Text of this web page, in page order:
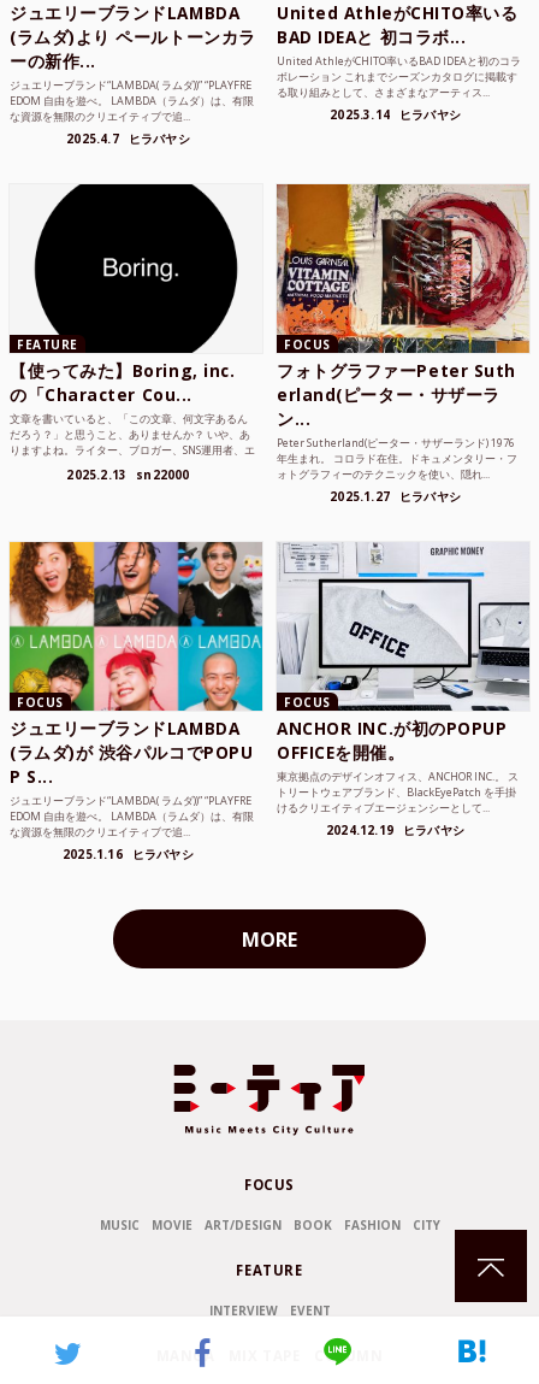
ジュエリーブランドLAMBDA
(ラムダ)より ペールトーンカラ
ーの新作...
ジュエリーブランド“LAMBDA( ラムダ))” “PLAYFRE
EDOM 自由を遊べ。 LAMBDA（ラムダ）は、有限
な資源を無限のクリエイティブで追...
2025.4.7 ヒラバヤシ
United AthleがCHITO率いる
BAD IDEAと 初コラボ...
United AthleがCHITO率いるBAD IDEAと初のコラ
ボレーション これまでシーズンカタログに掲載す
る取り組みとして、さまざまなアーティス...
2025.3.14 ヒラバヤシ
FEATURE
【使ってみた】Boring, inc.
の「Character Cou...
文章を書いていると、「この文章、何文字あるん
だろう？」と思うこと、ありませんか？ いや、あ
りますよね。ライター、ブロガー、SNS運用者、エ
2025.2.13 sn22000
FOCUS
フォトグラファーPeter Suth
erland(ピーター・サザーラ
ン...
Peter Sutherland(ピーター・サザーランド) 1976
年生まれ。 コロラド在住。ドキュメンタリー・フ
ォトグラフィーのテクニックを使い、隠れ...
2025.1.27 ヒラバヤシ
FOCUS
ジュエリーブランドLAMBDA
(ラムダ)が 渋谷パルコでPOPU
P S...
ジュエリーブランド“LAMBDA( ラムダ))” “PLAYFRE
EDOM 自由を遊べ。 LAMBDA（ラムダ）は、有限
な資源を無限のクリエイティブで追...
2025.1.16 ヒラバヤシ
FOCUS
ANCHOR INC.が初のPOPUP
OFFICEを開催。
東京拠点のデザインオフィス、ANCHOR INC.。 ス
トリートウェアブランド、BlackEyePatch を手掛
けるクリエイティブエージェンシーとして...
2024.12.19 ヒラバヤシ
MORE
FOCUS
MUSIC MOVIE ART/DESIGN BOOK FASHION CITY
FEATURE
INTERVIEW EVENT
MANGA COLUMN